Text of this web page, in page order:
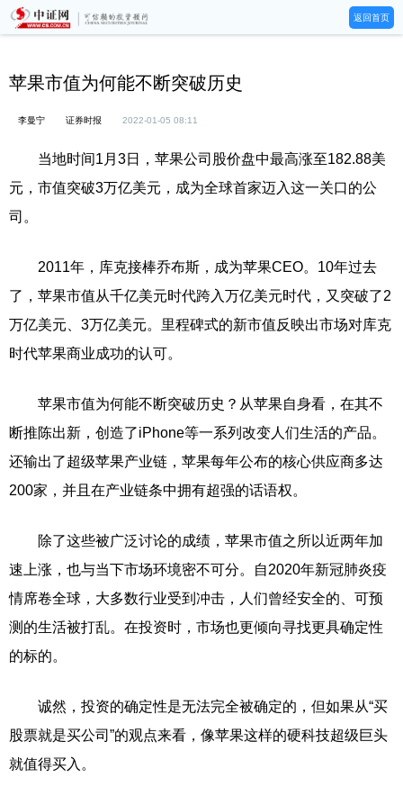
返回首页
苹果市值为何能不断突破历史
李曼宁 证券时报 2022-01-05 08:11
当地时间1月3日，苹果公司股价盘中最高涨至182.88美
元，市值突破3万亿美元，成为全球首家迈入这一关口的公
司。
2011年，库克接棒乔布斯，成为苹果CEO。10年过去
了，苹果市值从千亿美元时代跨入万亿美元时代，又突破了2
万亿美元、3万亿美元。里程碑式的新市值反映出市场对库克
时代苹果商业成功的认可。
苹果市值为何能不断突破历史？从苹果自身看，在其不
断推陈出新，创造了iPhone等一系列改变人们生活的产品。
还输出了超级苹果产业链，苹果每年公布的核心供应商多达
200家，并且在产业链条中拥有超强的话语权。
除了这些被广泛讨论的成绩，苹果市值之所以近两年加
速上涨，也与当下市场环境密不可分。自2020年新冠肺炎疫
情席卷全球，大多数行业受到冲击，人们曾经安全的、可预
测的生活被打乱。在投资时，市场也更倾向寻找更具确定性
的标的。
诚然，投资的确定性是无法完全被确定的，但如果从“买
股票就是买公司”的观点来看，像苹果这样的硬科技超级巨头
就值得买入。